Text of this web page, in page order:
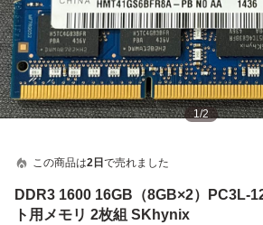
1/2
この商品は2日 で売れました
DDR3 1600 16GB（8GB×2）PC3L-
ト用メモリ 2枚組 SKhynix